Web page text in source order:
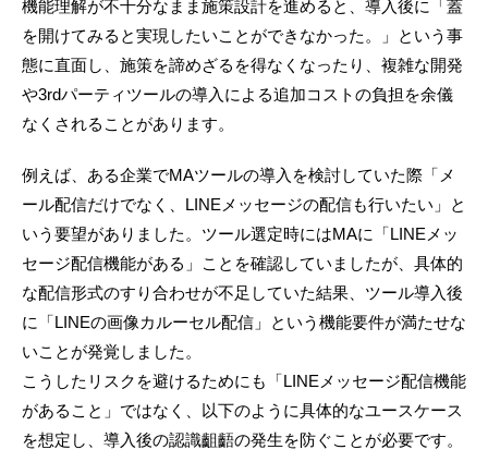
機能理解が不十分なまま施策設計を進めると、導入後に「蓋
を開けてみると実現したいことができなかった。」という事
態に直面し、施策を諦めざるを得なくなったり、複雑な開発
や3rdパーティツールの導入による追加コストの負担を余儀
なくされることがあります。
例えば、ある企業でMAツールの導入を検討していた際「メ
ール配信だけでなく、LINEメッセージの配信も行いたい」と
いう要望がありました。ツール選定時にはMAに「LINEメッ
セージ配信機能がある」ことを確認していましたが、具体的
な配信形式のすり合わせが不足していた結果、ツール導入後
に「LINEの画像カルーセル配信」という機能要件が満たせな
いことが発覚しました。
こうしたリスクを避けるためにも「LINEメッセージ配信機能
があること」ではなく、以下のように具体的なユースケース
を想定し、導入後の認識齟齬の発生を防ぐことが必要です。